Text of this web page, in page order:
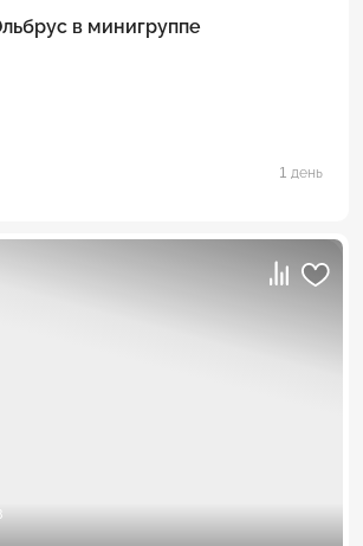
в минигруппе
1 день